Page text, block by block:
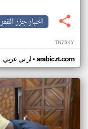
اخبار جزر القمر
TN75KY
ار تي عربي• arabic.rt.com